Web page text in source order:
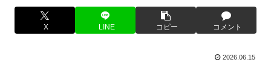
X LINE コピー コメント
2026.06.15